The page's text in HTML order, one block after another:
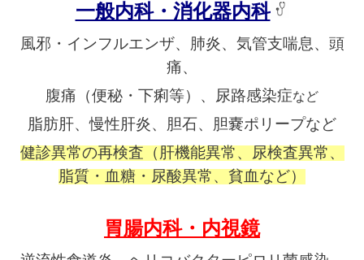
一般内科・消化器内科
風邪・インフルエンザ、肺炎、気管支喘息、頭
痛、
腹痛（便秘・下痢等）、尿路感染症など
脂肪肝、慢性肝炎、胆石、胆嚢ポリープなど
健診異常の再検査（肝機能異常、尿検査異常、
脂質・血糖・尿酸異常、貧血など）
胃腸内科・内視鏡